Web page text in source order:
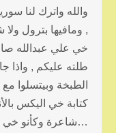
والله واترك لنا
, ومافيها بترول
خي علي عبدالله
طلته عليكم , واذا
الطبخة وبيتسلوا
كتابة خي اليكس
…شاعرة وكأنو خي